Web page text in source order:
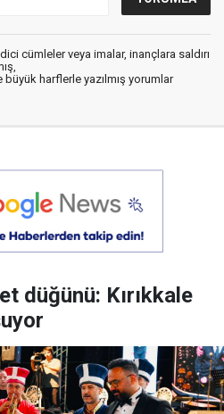
cümleler veya imalar, inançlara saldırı
harflerle yazılmış yorumlar
düğünü: Kırıkkale